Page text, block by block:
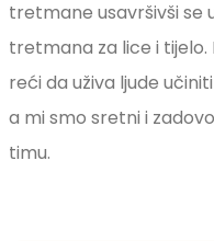
tretmane usavršivši se
tretmana za lice i tijelo.
reći da uživa ljude
a mi smo sretni i
timu.